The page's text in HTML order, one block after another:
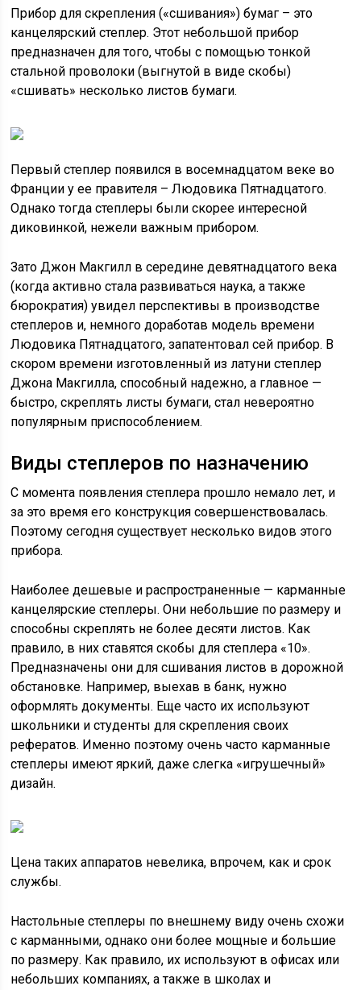
Прибор для скрепления («сшивания») бумаг – это
канцелярский степлер. Этот небольшой прибор
предназначен для того, чтобы с помощью тонкой
стальной проволоки (выгнутой в виде скобы)
«сшивать» несколько листов бумаги.
Первый степлер появился в восемнадцатом веке во
Франции у ее правителя – Людовика Пятнадцатого.
Однако тогда степлеры были скорее интересной
диковинкой, нежели важным прибором.
Зато Джон Макгилл в середине девятнадцатого века
(когда активно стала развиваться наука, а также
бюрократия) увидел перспективы в производстве
степлеров и, немного доработав модель времени
Людовика Пятнадцатого, запатентовал сей прибор. В
скором времени изготовленный из латуни степлер
Джона Макгилла, способный надежно, а главное —
быстро, скреплять листы бумаги, стал невероятно
популярным приспособлением.
Виды степлеров по назначению
С момента появления степлера прошло немало лет, и
за это время его конструкция совершенствовалась.
Поэтому сегодня существует несколько видов этого
прибора.
Наиболее дешевые и распространенные — карманные
канцелярские степлеры. Они небольшие по размеру и
способны скреплять не более десяти листов. Как
правило, в них ставятся скобы для степлера «10».
Предназначены они для сшивания листов в дорожной
обстановке. Например, выехав в банк, нужно
оформлять документы. Еще часто их используют
школьники и студенты для скрепления своих
рефератов. Именно поэтому очень часто карманные
степлеры имеют яркий, даже слегка «игрушечный»
дизайн.
Цена таких аппаратов невелика, впрочем, как и срок
службы.
Настольные степлеры по внешнему виду очень схожи
с карманными, однако они более мощные и большие
по размеру. Как правило, их используют в офисах или
небольших компаниях, а также в школах и